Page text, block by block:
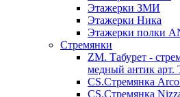
Этажерки ЗМИ
Этажерки Ника
Этажерки полки
Стремянки
ZM. Табурет -
медный антик арт.
CS.Стремянка
CS.Стремянка